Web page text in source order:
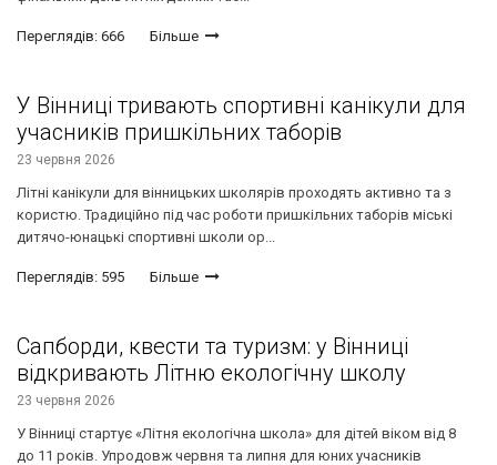
Переглядів: 666 Більше
У Вінниці тривають спортивні канікули для
учасників пришкільних таборів
23 червня 2026
Літні канікули для вінницьких школярів проходять активно та з
користю. Традиційно під час роботи пришкільних таборів міські
дитячо-юнацькі спортивні школи ор...
Переглядів: 595 Більше
Сапборди, квести та туризм: у Вінниці
відкривають Літню екологічну школу
23 червня 2026
У Вінниці стартує «Літня екологічна школа» для дітей віком від 8
до 11 років. Упродовж червня та липня для юних учасників